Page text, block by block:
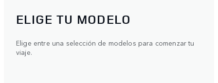
ELIGE TU MODELO
Elige entre una selección de modelos para comenzar tu
viaje.